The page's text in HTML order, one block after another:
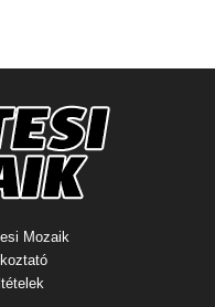
Mozaik